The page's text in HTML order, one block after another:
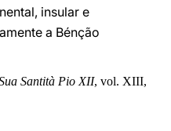
insular e
a Bénção
Santità Pio XII, vol. XIII,